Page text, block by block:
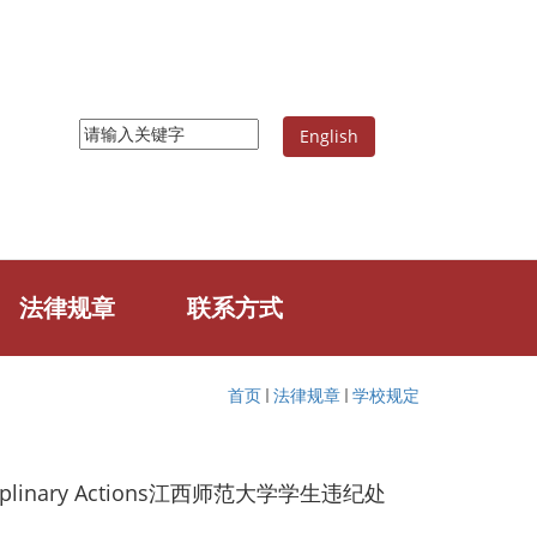
English
法律规章 联系方式
首页 法律规章 学校规定
Actions江西师范大学学生违纪处